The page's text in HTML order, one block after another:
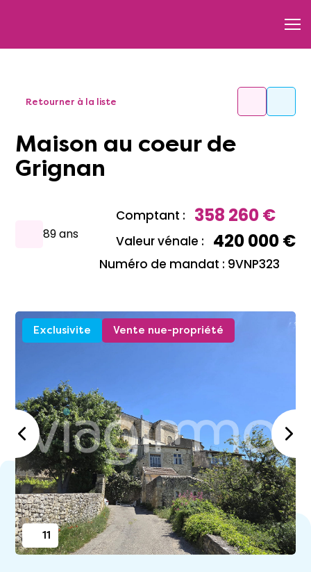
Retourner à la liste
Maison au coeur de
Grignan
89 ans
Comptant : 358 260 €
Valeur vénale : 420 000 €
Numéro de mandat : 9VNP323
Exclusivite Vente nue-propriété
11